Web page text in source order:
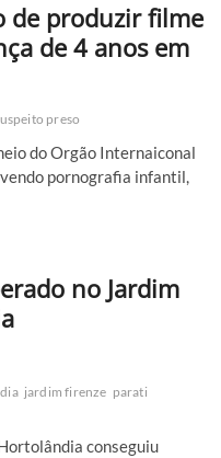
de produzir filme
de 4 anos em
preso
do Orgão Internaiconal
pornografia infantil,
no Jardim
jardim firenze parati
conseguiu